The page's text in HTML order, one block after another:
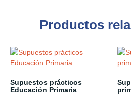
Productos
Supuestos prácticos
Educación Primaria